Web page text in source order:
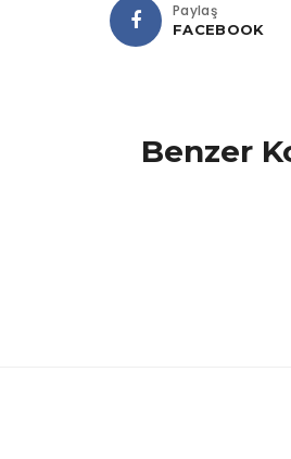
Paylaş
FACEBOOK
Benzer